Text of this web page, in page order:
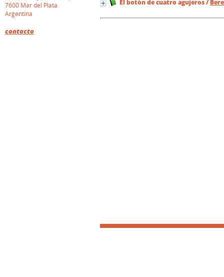
El botón de cuatro agujeros/
7600 Mar del Plata
Argentina
contacto